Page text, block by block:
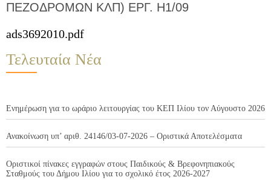
ΠΕΖΟΔΡΟΜΩΝ ΚΛΠ) ΕΡΓ. Η1/09
ads3692010.pdf
Τελευταία Νέα
Ενημέρωση για το ωράριο λειτουργίας του ΚΕΠ Ιλίου τον Αύγουστο 2026
Ανακοίνωση υπ’ αριθ. 24146/03-07-2026 – Οριστικά Αποτελέσματα
Οριστικοί πίνακες εγγραφών στους Παιδικούς & Βρεφονηπιακούς
Σταθμούς του Δήμου Ιλίου για το σχολικό έτος 2026-2027